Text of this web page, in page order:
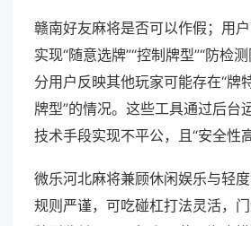
赣南好友麻将是否可以作假；用
实现“随意选牌”“控制牌型”“防检
分用户反映其他玩家可能存在“牌
牌型”的情况。这些工具通过后台
技术手段实现不平公，且“安全性高
微乐河北麻将兼顾休闲娱乐与轻
规则严谨，可吃碰杠打法灵活，